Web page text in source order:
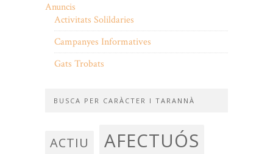
Anuncis
Activitats Solildaries
Campanyes Informatives
Gats Trobats
BUSCA PER CARÀCTER I TARANNÀ
ACTIU AFECTUÓS